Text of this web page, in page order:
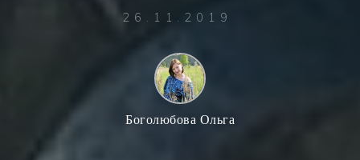
26.11.2019
Боголюбова Ольга